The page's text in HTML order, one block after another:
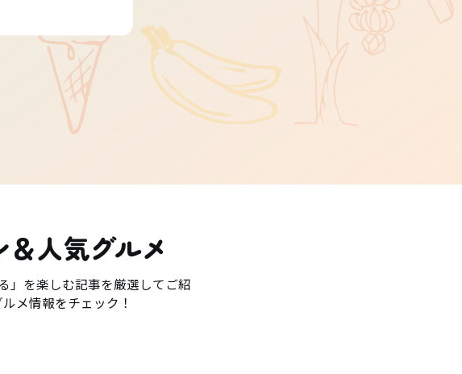
人気グルメ
」を楽しむ記事を厳選してご紹
メ情報をチェック！